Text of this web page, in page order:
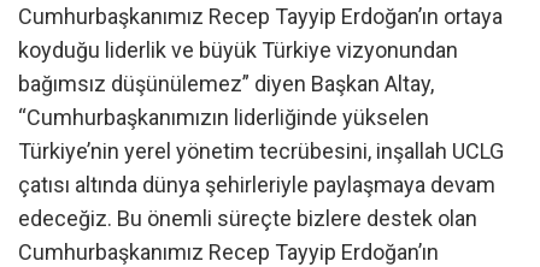
Cumhurbaşkanımız Recep Tayyip Erdoğan’ın ortaya
koyduğu liderlik ve büyük Türkiye vizyonundan
bağımsız düşünülemez” diyen Başkan Altay,
“Cumhurbaşkanımızın liderliğinde yükselen
Türkiye’nin yerel yönetim tecrübesini, inşallah UCLG
çatısı altında dünya şehirleriyle paylaşmaya devam
edeceğiz. Bu önemli süreçte bizlere destek olan
Cumhurbaşkanımız Recep Tayyip Erdoğan’ın